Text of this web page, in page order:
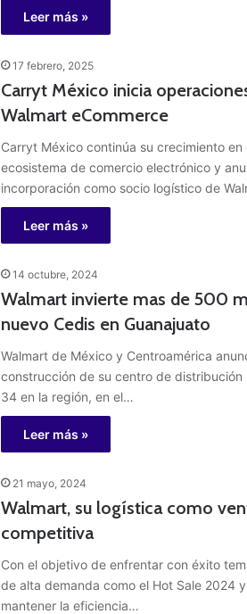
Leer más »
17 febrero, 2025
Carryt México inicia
Walmart eCommerce
Carryt México continúa su crecimiento en
ecosistema de comercio electrónico y
incorporación como socio logístico de
Leer más »
14 octubre, 2024
Walmart invierte mas de 500
nuevo Cedis en Guanajuato
Walmart de México y Centroamérica
construcción de su centro de distribución
34 en la región, en el…
Leer más »
21 mayo, 2024
Walmart, su logística como
competitiva
Con el objetivo de enfrentar con éxito
de alta demanda como el Hot Sale 2024 y
mantener la eficiencia…